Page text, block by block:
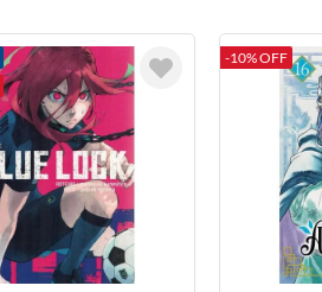
-10% OFF